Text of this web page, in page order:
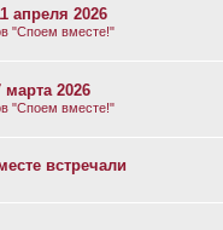
апреля 2026
"Споем вместе!"
2026
"Споем вместе!"
встречали